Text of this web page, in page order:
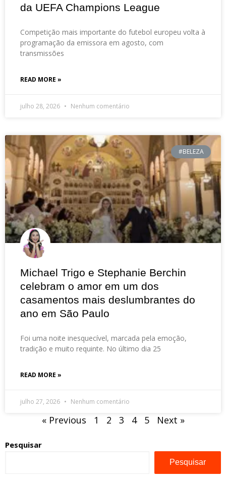
da UEFA Champions League
Competição mais importante do futebol europeu volta à
programação da emissora em agosto, com
transmissões
READ MORE »
julho 28, 2026 Nenhum comentário
#BELEZA
Michael Trigo e Stephanie Berchin
celebram o amor em um dos
casamentos mais deslumbrantes do
ano em São Paulo
Foi uma noite inesquecível, marcada pela emoção,
tradição e muito requinte. No último dia 25
READ MORE »
julho 27, 2026 Nenhum comentário
« Previous 1 2 3 4 5 Next »
Pesquisar
Pesquisar